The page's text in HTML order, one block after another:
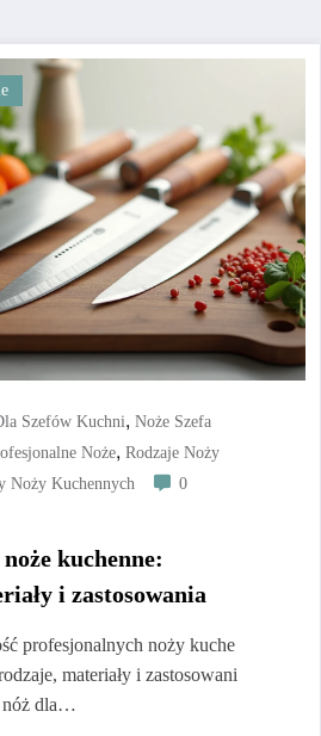
Szefów Kuchni, Noże Szefa
Noże, Rodzaje Noży
Noży Kuchennych
0
kuchenne:
i zastosowania
profesjonalnych noży kuche
materiały i zastosowani
nóż dla…